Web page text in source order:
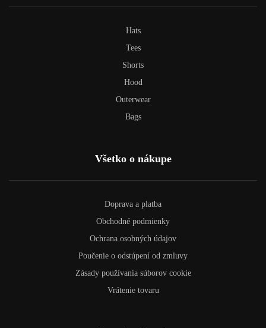
Hats
Tees
Shorts
Hood
Outerwear
Bags
Všetko o nákupe
Doprava a platba
Obchodné podmienky
Ochrana osobných údajov
Poučenie o odstúpení od zmluvy
Zásady používania súborov cookie
Vrátenie tovaru